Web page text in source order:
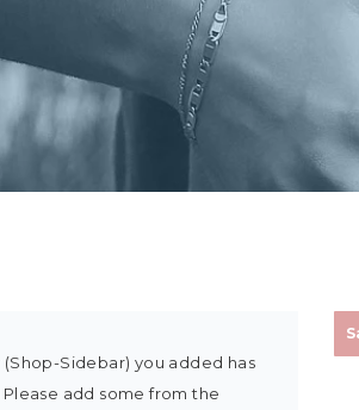
(Shop-Sidebar) you added has
add some from the